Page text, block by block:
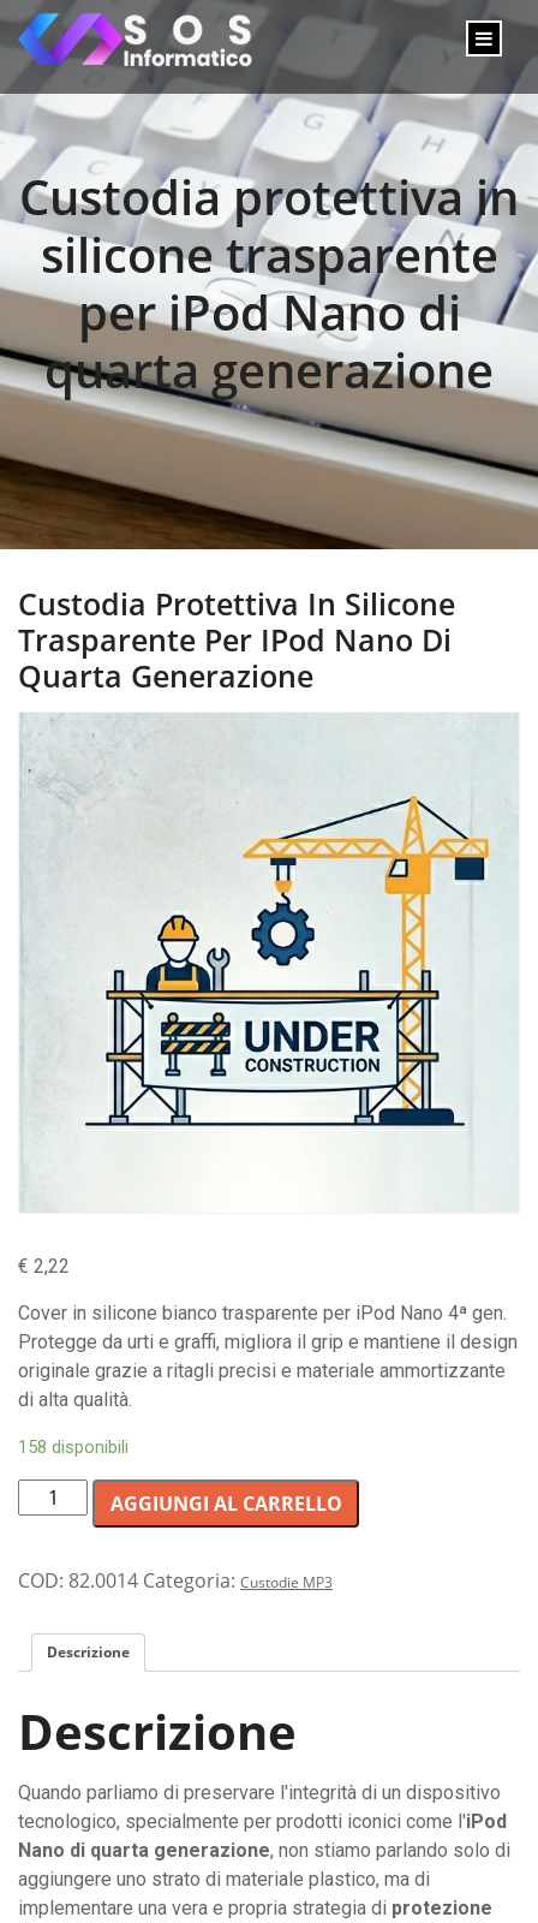
Custodia protettiva in
silicone trasparente
per iPod Nano di
quarta generazione
Custodia Protettiva In Silicone
Trasparente Per IPod Nano Di
Quarta Generazione
€ 2,22
Cover in silicone bianco trasparente per iPod Nano 4ª gen.
Protegge da urti e graffi, migliora il grip e mantiene il design
originale grazie a ritagli precisi e materiale ammortizzante
di alta qualità.
158 disponibili
Custodia
protettiva
silicone
per
iPod
di
quarta
generazione
quantità
AGGIUNGI AL CARRELLO
COD: 82.0014 Categoria: Custodie MP3
Descrizione
Descrizione
Quando parliamo di preservare l'integrità di un dispositivo
tecnologico, specialmente per prodotti iconici come l'iPod
Nano di quarta generazione, non stiamo parlando solo di
aggiungere uno strato di materiale plastico, ma di
implementare una vera e propria strategia di protezione